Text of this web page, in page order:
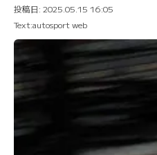
投稿日: 2025.05.15 16:05
Text:autosport web